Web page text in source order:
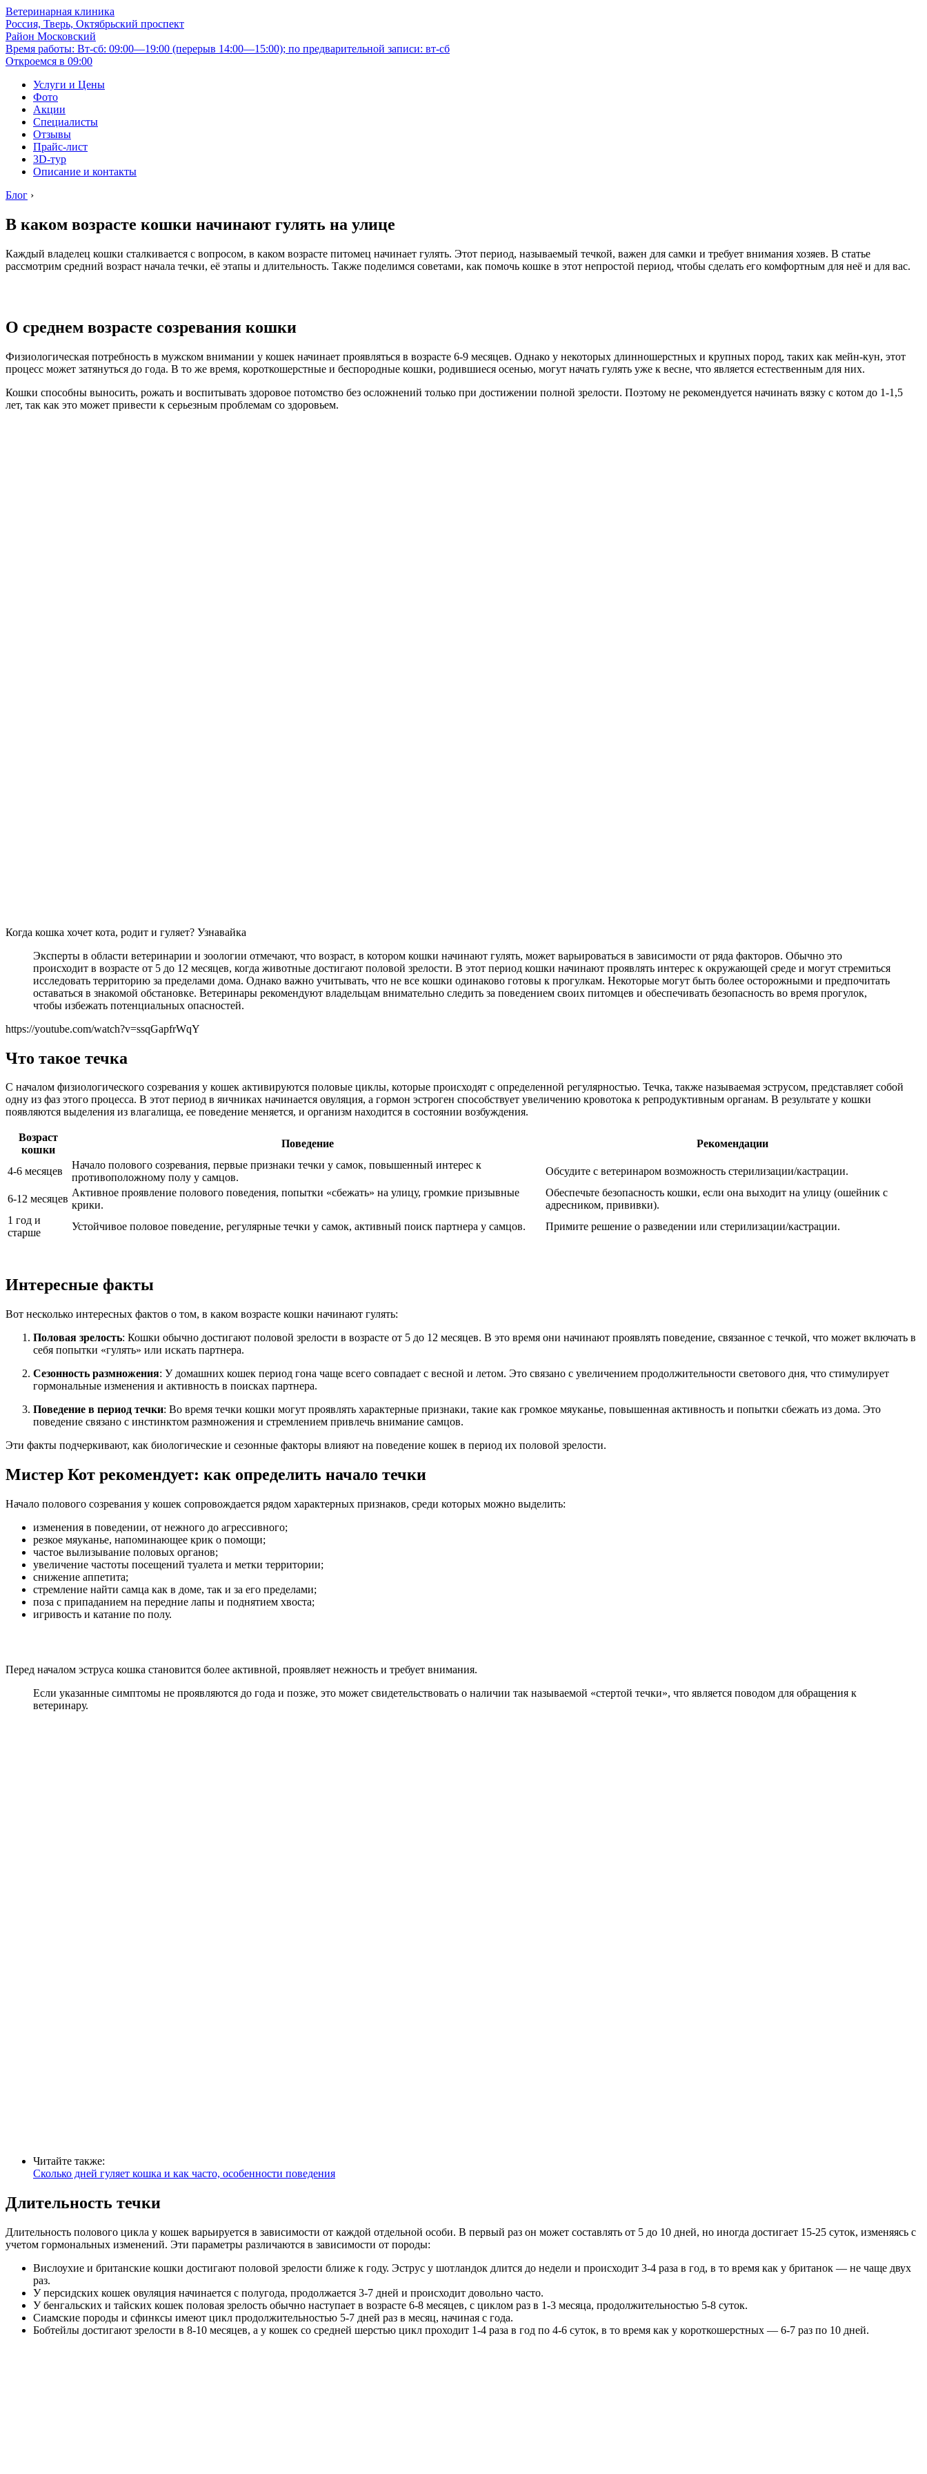
Ветеринарная клиника
Россия, Тверь, Октябрьский проспект
Район Московский
Время работы: Вт-сб: 09:00—19:00 (перерыв 14:00—15:00); по предварительной записи: вт-сб
Откроемся в 09:00
Услуги и Цены
Фото
Акции
Специалисты
Отзывы
Прайс-лист
3D-тур
Описание и контакты
Блог ›
В каком возрасте кошки начинают гулять на улице
Каждый владелец кошки сталкивается с вопросом, в каком возрасте питомец начинает гулять. Этот период, называемый течкой, важен для самки и требует внимания хозяев. В статье
рассмотрим средний возраст начала течки, её этапы и длительность. Также поделимся советами, как помочь кошке в этот непростой период, чтобы сделать его комфортным для неё и для вас.
О среднем возрасте созревания кошки
Физиологическая потребность в мужском внимании у кошек начинает проявляться в возрасте 6-9 месяцев. Однако у некоторых длинношерстных и крупных пород, таких как мейн-кун, этот
процесс может затянуться до года. В то же время, короткошерстные и беспородные кошки, родившиеся осенью, могут начать гулять уже к весне, что является естественным для них.
Кошки способны выносить, рожать и воспитывать здоровое потомство без осложнений только при достижении полной зрелости. Поэтому не рекомендуется начинать вязку с котом до 1-1,5
лет, так как это может привести к серьезным проблемам со здоровьем.
Когда кошка хочет кота, родит и гуляет? Узнавайка
Эксперты в области ветеринарии и зоологии отмечают, что возраст, в котором кошки начинают гулять, может варьироваться в зависимости от ряда факторов. Обычно это
происходит в возрасте от 5 до 12 месяцев, когда животные достигают половой зрелости. В этот период кошки начинают проявлять интерес к окружающей среде и могут стремиться
исследовать территорию за пределами дома. Однако важно учитывать, что не все кошки одинаково готовы к прогулкам. Некоторые могут быть более осторожными и предпочитать
оставаться в знакомой обстановке. Ветеринары рекомендуют владельцам внимательно следить за поведением своих питомцев и обеспечивать безопасность во время прогулок,
чтобы избежать потенциальных опасностей.
https://youtube.com/watch?v=ssqGapfrWqY
Что такое течка
С началом физиологического созревания у кошек активируются половые циклы, которые происходят с определенной регулярностью. Течка, также называемая эструсом, представляет собой
одну из фаз этого процесса. В этот период в яичниках начинается овуляция, а гормон эстроген способствует увеличению кровотока к репродуктивным органам. В результате у кошки
появляются выделения из влагалища, ее поведение меняется, и организм находится в состоянии возбуждения.
Возраст
кошки
Поведение Рекомендации
4-6 месяцев
Начало полового созревания, первые признаки течки у самок, повышенный интерес к
противоположному полу у самцов.
Обсудите с ветеринаром возможность стерилизации/кастрации.
6-12 месяцев
Активное проявление полового поведения, попытки «сбежать» на улицу, громкие призывные
крики.
Обеспечьте безопасность кошки, если она выходит на улицу (ошейник с
адресником, прививки).
1 год и
старше
Устойчивое половое поведение, регулярные течки у самок, активный поиск партнера у самцов. Примите решение о разведении или стерилизации/кастрации.
Интересные факты
Вот несколько интересных фактов о том, в каком возрасте кошки начинают гулять:
Половая зрелость: Кошки обычно достигают половой зрелости в возрасте от 5 до 12 месяцев. В это время они начинают проявлять поведение, связанное с течкой, что может включать в
себя попытки «гулять» или искать партнера.
Сезонность размножения: У домашних кошек период гона чаще всего совпадает с весной и летом. Это связано с увеличением продолжительности светового дня, что стимулирует
гормональные изменения и активность в поисках партнера.
Поведение в период течки: Во время течки кошки могут проявлять характерные признаки, такие как громкое мяуканье, повышенная активность и попытки сбежать из дома. Это
поведение связано с инстинктом размножения и стремлением привлечь внимание самцов.
Эти факты подчеркивают, как биологические и сезонные факторы влияют на поведение кошек в период их половой зрелости.
Мистер Кот рекомендует: как определить начало течки
Начало полового созревания у кошек сопровождается рядом характерных признаков, среди которых можно выделить:
изменения в поведении, от нежного до агрессивного;
резкое мяуканье, напоминающее крик о помощи;
частое вылизывание половых органов;
увеличение частоты посещений туалета и метки территории;
снижение аппетита;
стремление найти самца как в доме, так и за его пределами;
поза с припаданием на передние лапы и поднятием хвоста;
игривость и катание по полу.
Перед началом эструса кошка становится более активной, проявляет нежность и требует внимания.
Если указанные симптомы не проявляются до года и позже, это может свидетельствовать о наличии так называемой «стертой течки», что является поводом для обращения к
ветеринару.
Читайте также:
Сколько дней гуляет кошка и как часто, особенности поведения
Длительность течки
Длительность полового цикла у кошек варьируется в зависимости от каждой отдельной особи. В первый раз он может составлять от 5 до 10 дней, но иногда достигает 15-25 суток, изменяясь с
учетом гормональных изменений. Эти параметры различаются в зависимости от породы:
Вислоухие и британские кошки достигают половой зрелости ближе к году. Эструс у шотландок длится до недели и происходит 3-4 раза в год, в то время как у британок — не чаще двух
раз.
У персидских кошек овуляция начинается с полугода, продолжается 3-7 дней и происходит довольно часто.
У бенгальских и тайских кошек половая зрелость обычно наступает в возрасте 6-8 месяцев, с циклом раз в 1-3 месяца, продолжительностью 5-8 суток.
Сиамские породы и сфинксы имеют цикл продолжительностью 5-7 дней раз в месяц, начиная с года.
Бобтейлы достигают зрелости в 8-10 месяцев, а у кошек со средней шерстью цикл проходит 1-4 раза в год по 4-6 суток, в то время как у короткошерстных — 6-7 раз по 10 дней.